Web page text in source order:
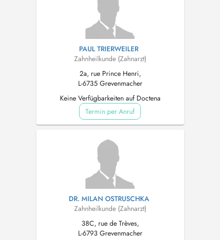
PAUL TRIERWEILER
Zahnheilkunde (Zahnarzt)
2a, rue Prince Henri,
L-6735 Grevenmacher
Keine Verfügbarkeiten auf Doctena
Termin per Anruf
DR. MILAN OSTRUSCHKA
Zahnheilkunde (Zahnarzt)
38C, rue de Trèves,
L-6793 Grevenmacher